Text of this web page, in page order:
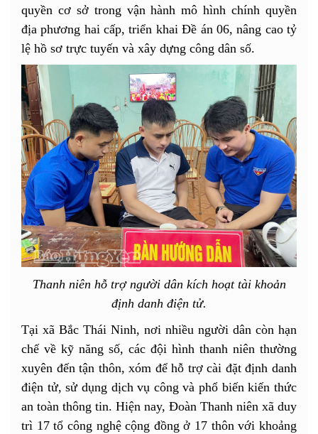
quyền cơ sở trong vận hành mô hình chính quyền
địa phương hai cấp, triển khai Đề án 06, nâng cao tỷ
lệ hồ sơ trực tuyến và xây dựng công dân số.
Thanh niên hỗ trợ người dân kích hoạt tài khoản
định danh điện tử.
Tại xã Bắc Thái Ninh, nơi nhiều người dân còn hạn
chế về kỹ năng số, các đội hình thanh niên thường
xuyên đến tận thôn, xóm để hỗ trợ cài đặt định danh
điện tử, sử dụng dịch vụ công và phổ biến kiến thức
an toàn thông tin. Hiện nay, Đoàn Thanh niên xã duy
trì 17 tổ công nghệ cộng đồng ở 17 thôn với khoảng